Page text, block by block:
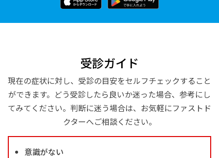
受診ガイド
現在の症状に対し、受診の目安をセルフチェックすること
ができます。どう受診したら良いか迷った場合、参考にし
てみてください。判断に迷う場合は、お気軽にファストド
クターへご相談ください。
意識がない